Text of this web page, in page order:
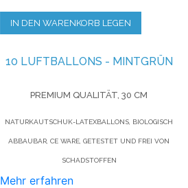
IN DEN WARENKORB LEGEN
10 LUFTBALLONS - MINTGRÜN
PREMIUM QUALITÄT, 30 CM
NATURKAUTSCHUK-LATEXBALLONS, BIOLOGISCH
ABBAUBAR, CE WARE, GETESTET UND FREI VON
SCHADSTOFFEN
Mehr erfahren